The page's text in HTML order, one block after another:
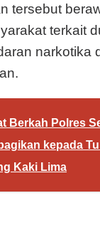
tersebut
terkait
narkotika
Berkah Polres
kepada
Kaki Lima